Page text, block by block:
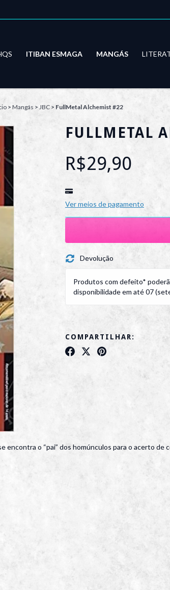
ITIBAN ESMAGA MANGÁS
> Mangás > JBC > FullMetal Alchemist #22
FULLMETAL
R$29,90
Ver meios de pagamento
Devolução
Produtos com defeito*
disponibilidade em até 07
COMPARTILHAR:
o “pai” dos homúnculos para o acerto de